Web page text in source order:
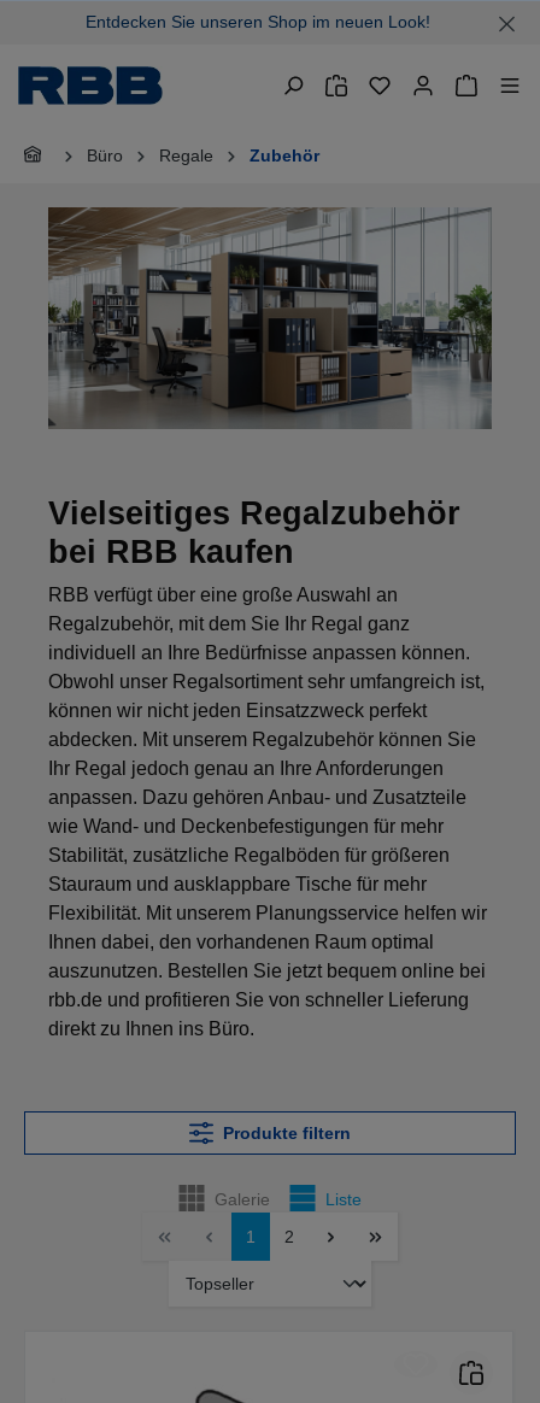
springenEntdecken Sie unseren Shop im neuen Look!
Büro Regale Zubehör
Vielseitiges Regalzubehör
bei RBB kaufen
RBB verfügt über eine große Auswahl an
Regalzubehör, mit dem Sie Ihr Regal ganz
individuell an Ihre Bedürfnisse anpassen können.
Obwohl unser Regalsortiment sehr umfangreich ist,
können wir nicht jeden Einsatzzweck perfekt
abdecken. Mit unserem Regalzubehör können Sie
Ihr Regal jedoch genau an Ihre Anforderungen
anpassen. Dazu gehören Anbau- und Zusatzteile
wie Wand- und Deckenbefestigungen für mehr
Stabilität, zusätzliche Regalböden für größeren
Stauraum und ausklappbare Tische für mehr
Flexibilität. Mit unserem Planungsservice helfen wir
Ihnen dabei, den vorhandenen Raum optimal
auszunutzen. Bestellen Sie jetzt bequem online bei
rbb.de und profitieren Sie von schneller Lieferung
direkt zu Ihnen ins Büro.
Produkte filtern
Galerie
Liste
1
2